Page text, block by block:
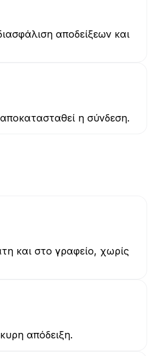
αποδείξεων και
η σύνδεση.
και στο γραφείο, χωρίς
απόδειξη.